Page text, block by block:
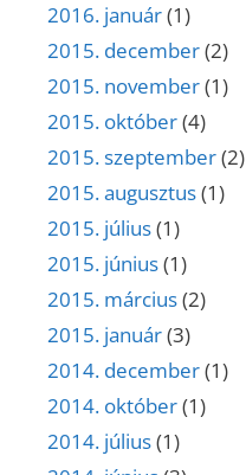
2016. január(1)
2015. december(2)
2015. november(1)
2015. október(4)
2015. szeptember(2)
2015. augusztus(1)
2015. július(1)
2015. június(1)
2015. március(2)
2015. január(3)
2014. december(1)
2014. október(1)
2014. július(1)